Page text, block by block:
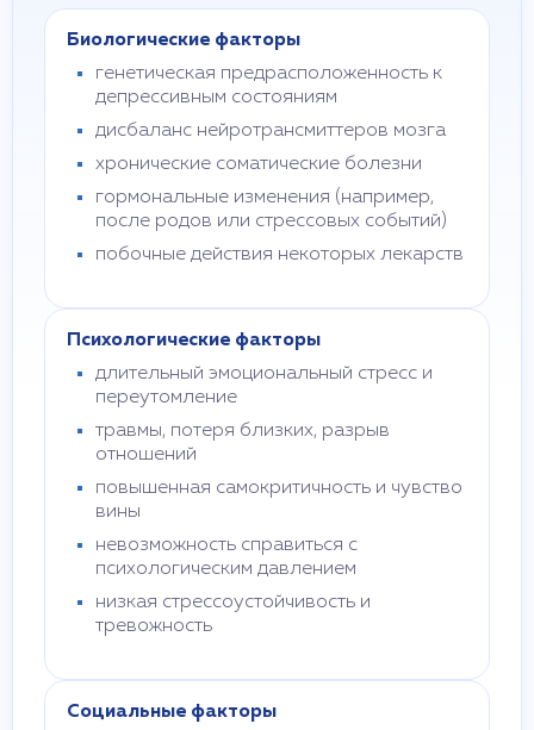
Биологические факторы
генетическая предрасположенность к
депрессивным состояниям
дисбаланс нейротрансмиттеров мозга
хронические соматические болезни
гормональные изменения (например,
после родов или стрессовых событий)
побочные действия некоторых лекарств
Психологические факторы
длительный эмоциональный стресс и
переутомление
травмы, потеря близких, разрыв
отношений
повышенная самокритичность и чувство
вины
невозможность справиться с
психологическим давлением
низкая стрессоустойчивость и
тревожность
Социальные факторы